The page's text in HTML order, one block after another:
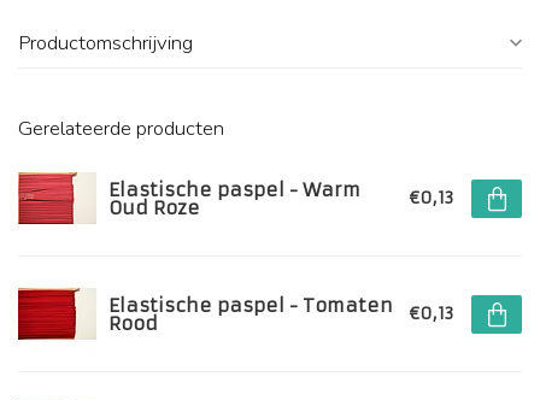
Productomschrijving
Gerelateerde producten
Elastische paspel - Warm
Oud Roze €0,13
Elastische paspel - Tomaten
Rood €0,13